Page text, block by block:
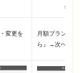
step3
変更を
月額プラン『
ら』→次へをク